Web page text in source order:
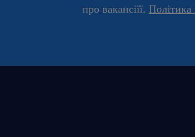
про вакансіїї. Політика